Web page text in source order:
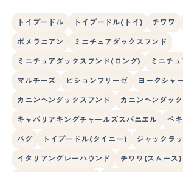
トイプードル トイプードル(トイ) チワワ
ポメラニアン ミニチュアダックスフンド
ミニチュアダックスフンド(ロング) ミニチ
マルチーズ ビションフリーゼ ヨークシャ
カニンヘンダックスフンド カニンヘンダッ
キャバリアキングチャールズスパニエル ペ
パグ トイプードル(タイニー) ジャックラ
イタリアングレーハウンド チワワ(スムース)